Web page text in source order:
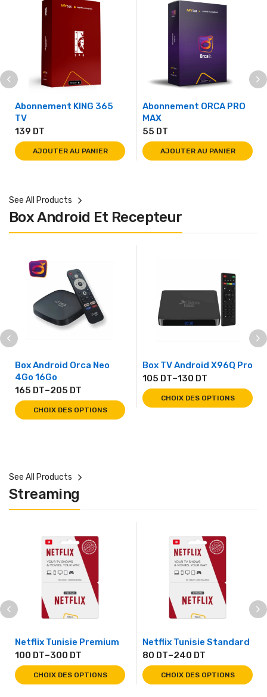
Abonnement KING 365
TV
139 DT
AJOUTER AU PANIER
Abonnement ORCA PRO
MAX
55 DT
AJOUTER AU PANIER
Box Android Et Recepteur
See All Products
Box Android Orca Neo
4Go 16Go
165 DT–205 DT
CHOIX DES OPTIONS
Box TV Android X96Q Pro
105 DT–130 DT
CHOIX DES OPTIONS
Streaming
See All Products
Netflix Tunisie Premium
100 DT–300 DT
CHOIX DES OPTIONS
Netflix Tunisie Standard
80 DT–240 DT
CHOIX DES OPTIONS